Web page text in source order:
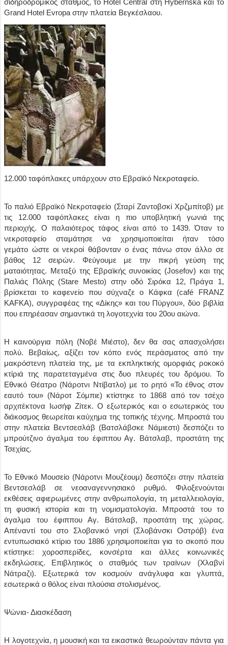
σιδηροδρομικός σταθμός, το Hotel Central στη Hybernska και το
Grand Hotel Evropa στην πλατεία Βεγκέσλαου.
12.000 ταφόπλακες υπάρχουν στο Εβραϊκό Νεκροταφείο.
Το παλιό Εβραϊκό Νεκροταφείο (Σταρί Ζαντοβσκί Χρζμπίτοβ) με
τις 12.000 ταφόπλακες είναι η πιο υποβλητική γωνιά της
περιοχής. Ο παλαιότερος τάφος είναι από το 1439. Όταν το
νεκροταφείο σταμάτησε να χρησιμοποιείται ήταν τόσο
γεμάτο ώστε οι νεκροί θάβονταν ο ένας πάνω στον άλλο σε
βάθος 12 σειρών. Φεύγουμε με την πικρή γεύση της
ματαιότητας. Μεταξύ της Εβραϊκής συνοικίας (Josefov) και της
Παλιάς Πόλης (Stare Mesto) στην οδό Σιρόκα 12, Πράγα 1,
βρίσκεται το καφενείο που σύχναζε ο Κάφκα (café FRANZ
KAFKA), συγγραφέας της «Δίκης» και του Πύργου», δύο βιβλία
που επηρέασαν σημαντικά τη λογοτεχνία του 20ου αιώνα.
H καινούργια πόλη (Νοβέ Μιέστο), δεν θα σας απασχολήσει
πολύ. Bεβαίως, αξίζει τον κόπο ενός περάσματος από την
μακρόστενη πλατεία της, με τα εκπληκτικής ομορφιάς ροκοκό
κτίριά της παρατεταγμένα στις δυο πλευρές του δρόμου. Το
Εθνικό Θέατρο (Νάροτνι Ντίβατλο) με το ρητό «Το έθνος στον
εαυτό του» (Νάροτ Σόμπιε) κτίστηκε το 1868 από τον τσέχο
αρχιτέκτονα Ιωσήφ Ζίτεκ. Ο εξωτερικός και ο εσωτερικός του
διάκοσμος θεωρείται καύχημα της τοπικής τέχνης. Μπροστά του
στην πλατεία Βεντσεσλάβ (Βατσλάβσκε Νάμιεστι) δεσπόζει το
μπρούτζινο άγαλμα του έφιππου Αγ. Βάτσλαβ, προστάτη της
Τσεχίας.
Το Εθνικό Μουσείο (Νάροτνι Μουζέουμ) δεσπόζει στην πλατεία
Βεντσεσλάβ σε νεοαναγεννησιακό ρυθμό. Φιλοξενούνται
εκθέσεις αφιερωμένες στην ανθρωπολογία, τη μεταλλειολογία,
τη φυσική ιστορία και τη νομισματολογία. Μπροστά του το
άγαλμα του έφιππου Αγ. Βάτσλαβ, προστάτη της χώρας.
Απέναντί του στο Σλοβανικό νησί (Σλοβάνσκι Οστρόβ) ένα
εντυπωσιακό κτίριο του 1886 χρησιμοποιείται για το σκοπό που
κτίστηκε: χοροσπερίδες, κονσέρτα και άλλες κοινωνικές
εκδηλώσεις. Επιβλητικός ο σταθμός των τραίνων (Χλαβνί
Νάτραζι). Εξωτερικά τον κοσμούν ανάγλυφα και γλυπτά,
εσωτερικά ο θόλος είναι πλούσια στολισμένος.
Ψώνια- Διασκέδαση
Η λογοτεχνία, η μουσική και τα εικαστικά θεωρούνταν πάντα για